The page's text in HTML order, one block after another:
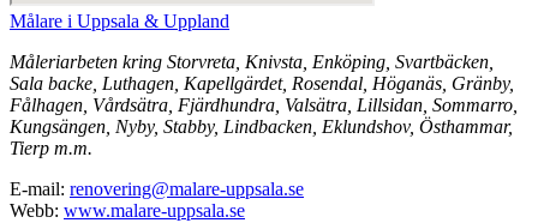
Målare i Uppsala & Uppland
Måleriarbeten kring Storvreta, Knivsta, Enköping, Svartbäcken,
Sala backe, Luthagen, Kapellgärdet, Rosendal, Höganäs, Gränby,
Fålhagen, Vårdsätra, Fjärdhundra, Valsätra, Lillsidan, Sommarro,
Kungsängen, Nyby, Stabby, Lindbacken, Eklundshov, Östhammar,
Tierp m.m.
E-mail: renovering@malare-uppsala.se
Webb: www.malare-uppsala.se